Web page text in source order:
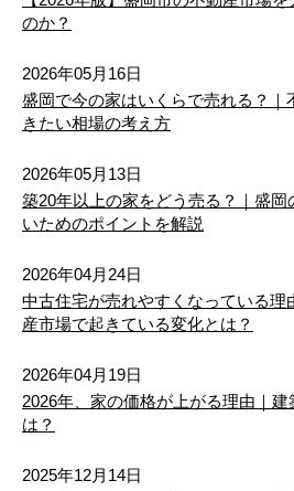
のか？
2026年05月16日
盛岡で今の家はいくらで売れる？｜
きたい相場の考え方
2026年05月13日
築20年以上の家をどう売る？｜盛
いためのポイントを解説
2026年04月24日
中古住宅が売れやすくなっている理
産市場で起きている変化とは？
2026年04月19日
2026年、家の価格が上がる理由｜
は？
2025年12月14日